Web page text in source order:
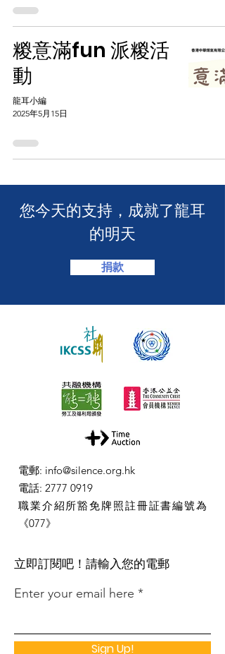
糉意滿fun 派糉活
動
龍耳小編
2025年5月15日
​您今天的支持，成就了龍耳
的明天
捐款
電郵: info@silence.org.hk
電話: 2777 0919
職業介紹所豁免牌照註冊証書編號為
《077》
​立即訂閱吧！請輸入您的電郵
Enter your email here
Sign Up!